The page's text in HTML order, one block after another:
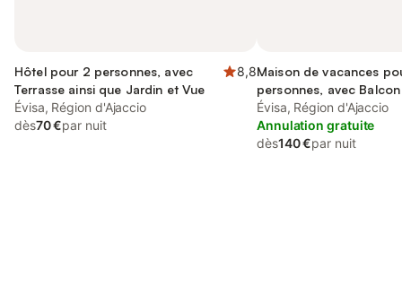
Hôtel pour 2 personnes, avec
Terrasse ainsi que Jardin et Vue
8,8
Évisa, Région d'Ajaccio
dès70 €par nuit
Maison de vacances
personnes, avec
Terrasse et Vue
Évisa, Région d'Ajaccio
Annulation gratuite
dès140 €par nuit